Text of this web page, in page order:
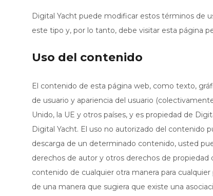
Digital Yacht puede modificar estos términos de
este tipo y, por lo tanto, debe visitar esta página
Uso del contenido
El contenido de esta página web, como texto,
de usuario y apariencia del usuario
Unido, la UE y otros países, y es propiedad de
Digital Yacht. El uso no autorizado del contenido
descarga de un determinado contenido, usted
derechos de autor y otros derechos de
contenido de cualquier otra manera para
de una manera que sugiera que existe una